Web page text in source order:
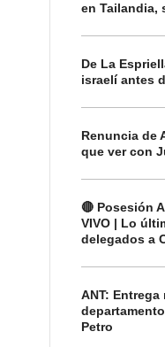
en Tailandia,
De La
israelí antes
Renuncia de
que ver con
🔴 Posesión
VIVO | Lo
delegados a
ANT: Entrega
Petro